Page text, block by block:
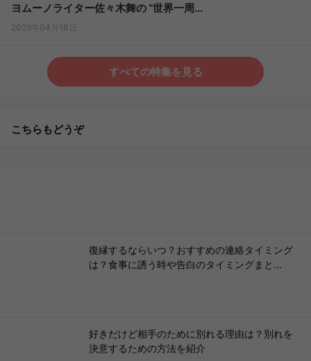
ヨムーノライター佐々木舞の “世界一周...
2025年04月18日
すべての特集を見る
こちらもどうぞ
復縁するならいつ？おすすめの連絡タイミング
は？食事に誘う時や告白のタイミングまと...
好きだけど相手のために別れる理由は？別れを
決意するための方法を紹介